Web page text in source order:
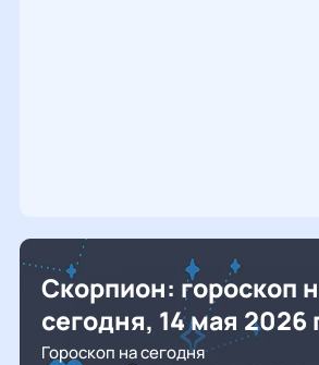
Скорпион: гороскоп
сегодня, 14 мая 2026
Гороскоп на сегодня